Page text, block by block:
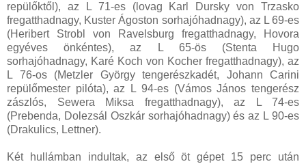
repülőktől), az L 71-es (lovag Karl Dursky von Trzasko
fregatthadnagy, Kuster Ágoston sorhajóhadnagy), az L 69-es
(Heribert Strobl von Ravelsburg fregatthadnagy, Hovora
egyéves önkéntes), az L 65-ös (Stenta Hugo
sorhajóhadnagy, Karé Koch von Kocher fregatthadnagy), az
L 76-os (Metzler György tengerészkadét, Johann Carini
repülőmester pilóta), az L 94-es (Vámos János tengerész
zászlós, Sewera Miksa fregatthadnagy), az L 74-es
(Prebenda, Dolezsál Oszkár sorhajóhadnagy) és az L 90-es
(Drakulics, Lettner).
Két hullámban indultak, az első öt gépet 15 perc után